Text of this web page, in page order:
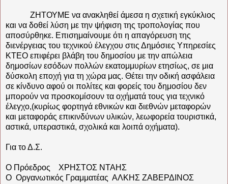
ΖΗΤΟΥΜΕ να ανακληθεί άμεσα η σχετική εγκύκλιος
και να δοθεί λύση με την ψήφιση της τροπολογίας που
αποσύρθηκε. Επισημαίνουμε ότι η απαγόρευση της
διενέργειας του τεχνικού έλεγχου στις Δημόσιες Υπηρεσίες
ΚΤΕΟ επιφέρει βλάβη του δημοσίου με την απώλεια
δημοσίων εσόδων πολλών εκατομμυρίων ετησίως, σε μια
δύσκολη εποχή για τη χώρα μας. Θέτει την οδική ασφάλεια
σε κίνδυνο αφού οι πολίτες και φορείς του δημοσίου δεν
μπορούν να προσκομίσουν τα οχήματά τους για τεχνικό
έλεγχο,(κυρίως φορτηγά εθνικών και διεθνών μεταφορών
και μεταφοράς επικινδύνων υλικών, λεωφορεία τουριστικά,
αστικά, υπεραστικά, σχολικά και λοιπά οχήματα).
Για το Δ.Σ.
Ο Πρόεδρος ΧΡΗΣΤΟΣ ΝΤΑΗΣ
Ο Οργανωτικός Γραμματέας ΑΛΚΗΣ ΖΑΒΕΡΔΙΝΟΣ